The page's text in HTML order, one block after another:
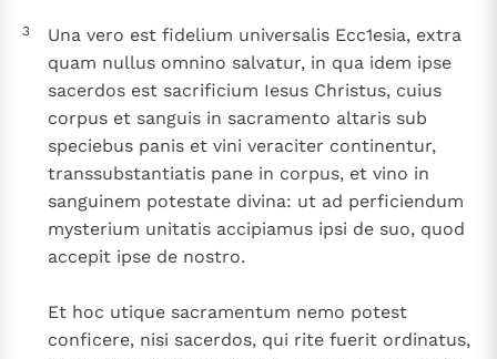
3
Una vero est fidelium universalis Ecc1esia, extra
quam nullus omnino salvatur, in qua idem ipse
sacerdos est sacrificium Iesus Christus, cuius
corpus et sanguis in sacramento altaris sub
speciebus panis et vini veraciter continentur,
transsubstantiatis pane in corpus, et vino in
sanguinem potestate divina: ut ad perficiendum
mysterium unitatis accipiamus ipsi de suo, quod
accepit ipse de nostro.
Et hoc utique sacramentum nemo potest
conficere, nisi sacerdos, qui rite fuerit ordinatus,